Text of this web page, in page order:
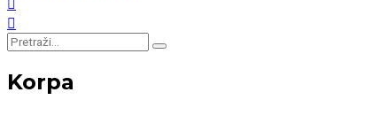
Korpa